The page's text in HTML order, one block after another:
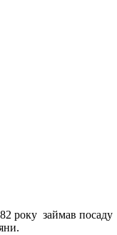
року займав посаду